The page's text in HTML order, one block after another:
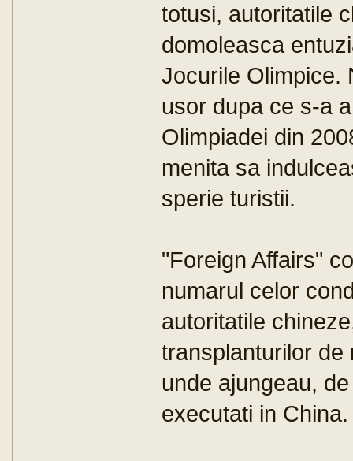
totusi, autoritatile
domoleasca
Jocurile Olimpice.
usor dupa ce s-a
Olimpiadei din
menita sa
sperie turistii.
"Foreign Affairs"
numarul celor
autoritatile
transplanturilor de
unde ajungeau,
executati in China.